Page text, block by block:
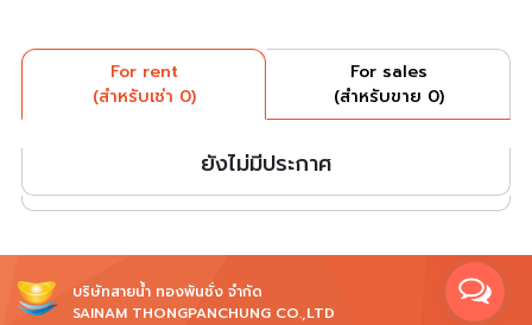
For rent
(สำหรับเช่า 0)
For sales
(สำหรับขาย 0)
ยังไม่มีประกาศ
บริษัทสายน้ำ ทองพันชั่ง จำกัด
SAINAM THONGPANCHUNG CO.,LTD